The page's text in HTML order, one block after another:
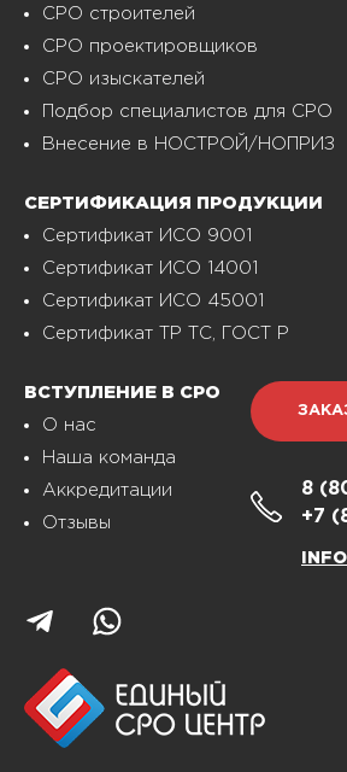
СРО строителей
СРО проектировщиков
СРО изыскателей
Подбор специалистов для СРО
Внесение в НОСТРОЙ/НОПРИЗ
СЕРТИФИКАЦИЯ ПРОДУКЦИИ
Сертификат ИСО 9001
Сертификат ИСО 14001
Сертификат ИСО 45001
Сертификат ТР ТС, ГОСТ Р
ВСТУПЛЕНИЕ В СРО
О нас
Наша команда
Аккредитации
Отзывы
8
+7